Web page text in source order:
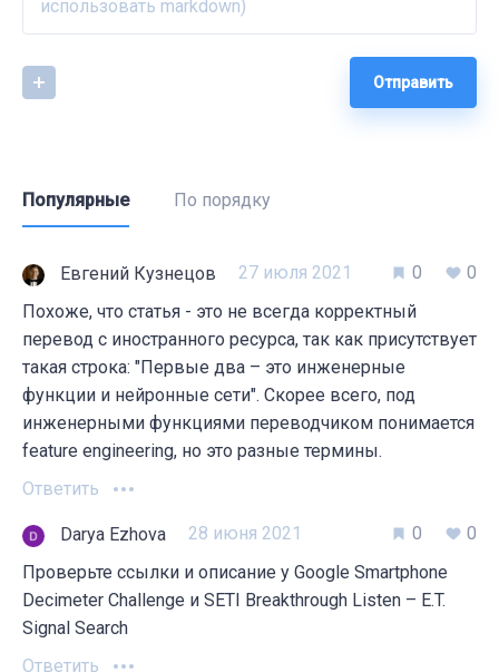
Отправить
Популярные По порядку
Евгений Кузнецов 27 июля 2021 0
0
Похоже, что статья - это не всегда корректный
перевод с иностранного ресурса, так как присутствует
такая строка: "Первые два – это инженерные
функции и нейронные сети". Скорее всего, под
инженерными функциями переводчиком понимается
feature engineering, но это разные термины.
Ответить
Darya Ezhova 28 июня 2021 0
0
Проверьте ссылки и описание у Google Smartphone
Decimeter Challenge и SETI Breakthrough Listen – E.T.
Signal Search
Ответить